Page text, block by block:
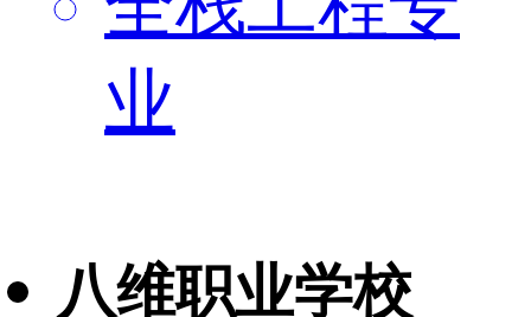
业
八维职业学校